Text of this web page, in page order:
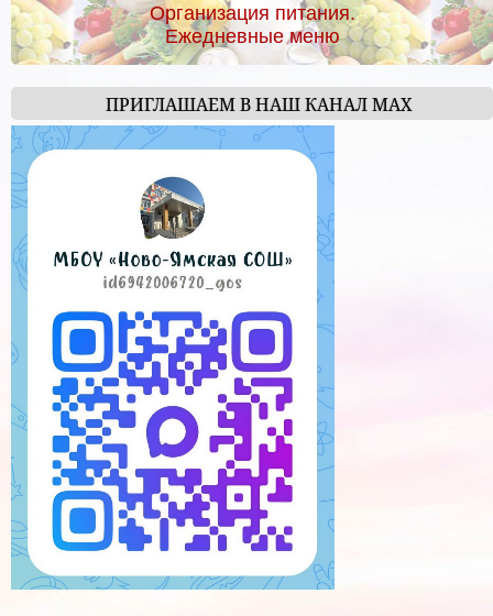
Организация питания.
Ежедневные меню
ПРИГЛАШАЕМ В НАШ КАНАЛ МАХ